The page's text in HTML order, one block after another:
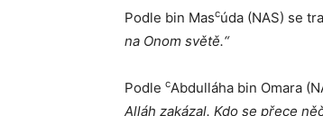
Podle bin Mascúda (NAS) se
na Onom světě.“
Podle cAbdulláha bin Omara
Alláh zakázal. Kdo se přece